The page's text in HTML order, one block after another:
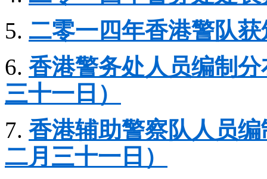
5. 二零一四年香港警队
6. 香港警务处人员编制
三十一日）
7. 香港辅助警察队人员
二月三十一日）